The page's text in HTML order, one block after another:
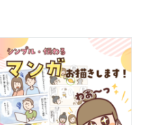
と
定１級・色彩講師資格
バスイラスト、園キャ